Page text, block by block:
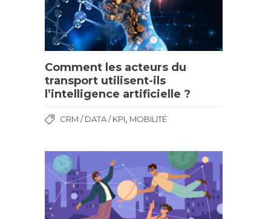
Comment les acteurs du
transport utilisent-ils
l’intelligence artificielle ?
CRM / DATA / KPI, MOBILITÉ